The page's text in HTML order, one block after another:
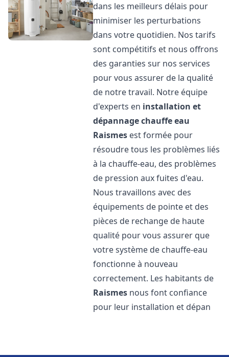
dans les meilleurs délais pour
minimiser les perturbations
dans votre quotidien. Nos tarifs
sont compétitifs et nous offrons
des garanties sur nos services
pour vous assurer de la qualité
de notre travail. Notre équipe
d'experts en installation et
dépannage chauffe eau
Raismes est formée pour
résoudre tous les problèmes liés
à la chauffe-eau, des problèmes
de pression aux fuites d'eau.
Nous travaillons avec des
équipements de pointe et des
pièces de rechange de haute
qualité pour vous assurer que
votre système de chauffe-eau
fonctionne à nouveau
correctement. Les habitants de
Raismes nous font confiance
pour leur installation et dépan